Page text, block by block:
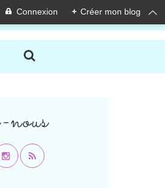
Connexion + Créer mon blog